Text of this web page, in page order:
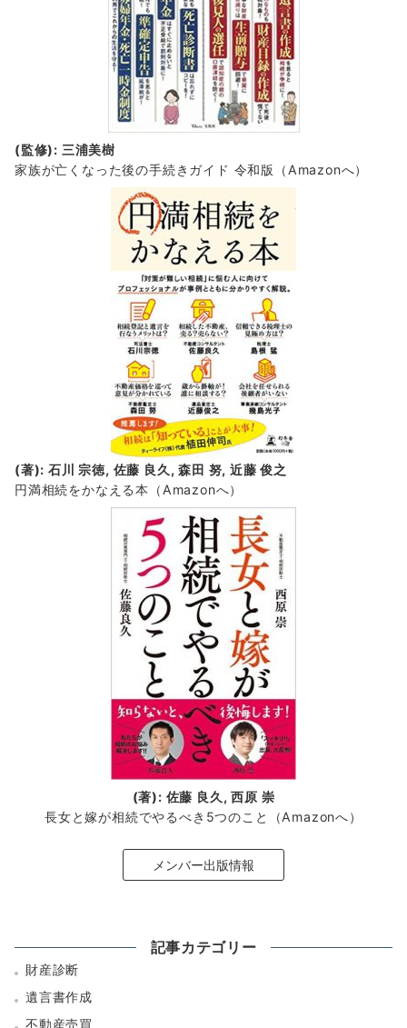
(監修): 三浦美樹
家族が亡くなった後の手続きガイド 令和版（Amazonへ）
(著): 石川 宗徳, 佐藤 良久, 森田 努, 近藤 俊之
円満相続をかなえる本（Amazonへ）
(著): 佐藤 良久, 西原 崇
長女と嫁が相続でやるべき5つのこと（Amazonへ）
メンバー出版情報
記事カテゴリー
財産診断
遺言書作成
不動産売買